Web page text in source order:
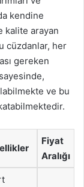
kendine
kalite arayan
cüzdanlar, her
gereken
ve bu
Fiyat
Aralığı